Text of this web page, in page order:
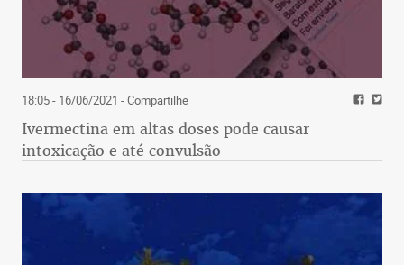
18:05 - 16/06/2021 - Compartilhe
Ivermectina em altas doses pode causar
intoxicação e até convulsão